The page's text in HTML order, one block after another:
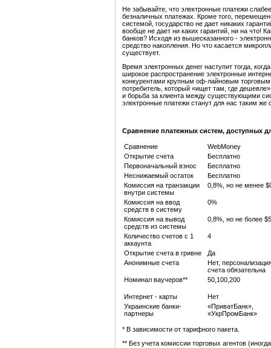
Не забывайте, что электронные платежи
безналичных платежах. Кроме того,
системой, государство не дает никаких
вообще не дает ни каких гарантий, ни на что!
банков? Исходя из вышесказанного -
средство накопления. Но что касается
существует.
Время электронных денег наступит тогда,
широкое распространение электронные
конкурентами крупным оф-лайновым
потребитель, который «ищет там, где
и борьба за клиента между существующими
электронные платежи станут для нас таким
Сравнение платежных систем, доступных
Сравнение
WebMoney
Открытие счета
Бесплатно
Первоначальный взнос
Бесплатно
Неснижаемый остаток
Бесплатно
Комиссия на транзакции
внутри системы
0,8%, но не менее
Комиссия на ввод
средств в систему
0%
Комиссия на вывод
средств из системы
0,8%, но не более
Количество счетов с 1
аккаунта
4
Открытие счета в гривне
Да
Анонимные счета
Нет,
счета обязательна
Номинал ваучеров**
50,100,200
Интернет - карты
Нет
Украинские банки-
партнеры
«ПриватБанк»,
«УкрПромБанк»
* В зависимости от тарифного пакета.
** Без учета комиссии торговых агентов